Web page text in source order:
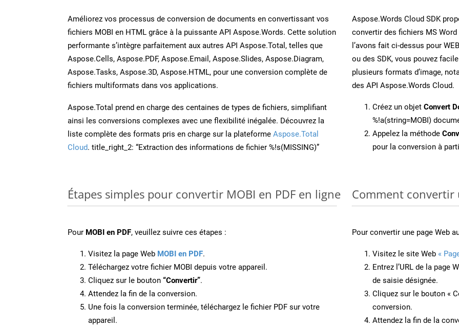
Améliorez vos processus de conversion de documents en convertissant vos
fichiers MOBI en HTML grâce à la puissante API Aspose.Words. Cette solution
performante s’intègre parfaitement aux autres API Aspose.Total, telles que
Aspose.Cells, Aspose.PDF, Aspose.Email, Aspose.Slides, Aspose.Diagram,
Aspose.Tasks, Aspose.3D, Aspose.HTML, pour une conversion complète de
fichiers multiformats dans vos applications.
Aspose.Total prend en charge des centaines de types de fichiers, simplifiant
ainsi les conversions complexes avec une flexibilité inégalée. Découvrez la
liste complète des formats pris en charge sur la plateforme Aspose.Total
Cloud. title_right_2: “Extraction des informations de fichier %!s(MISSING)”
Aspose.Words Cloud SDK
convertir des fichiers MS
l’avons fait ci-dessus pour
ou des SDK, vous pouvez
plusieurs formats d’image,
des API Aspose.Words Cloud.
Créez un objet Convert
%!a(string=MOBI)
Appelez la méthode
pour la conversion à
Étapes simples pour convertir MOBI en PDF en ligne
Pour MOBI en PDF, veuillez suivre ces étapes :
Visitez la page Web MOBI en PDF.
Téléchargez votre fichier MOBI depuis votre appareil.
Cliquez sur le bouton “Convertir”.
Attendez la fin de la conversion.
Une fois la conversion terminée, téléchargez le fichier PDF sur votre
appareil.
Comment convertir
Pour convertir une page Web
Visitez le site Web «
Entrez l’URL de la page
de saisie désignée.
Cliquez sur le bouton «
conversion.
Attendez la fin de la